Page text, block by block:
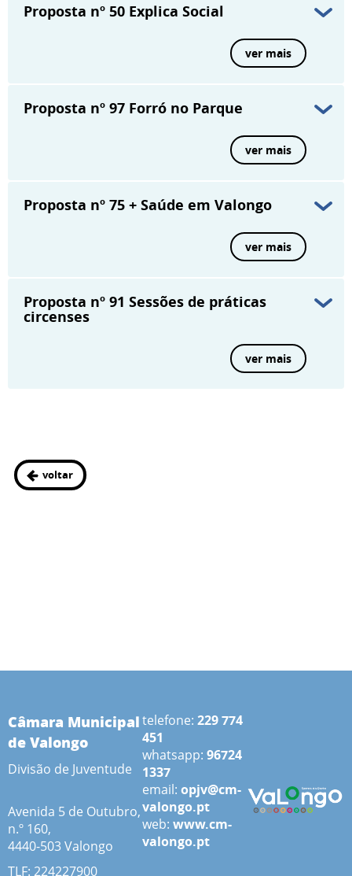
Proposta nº 50 Explica Social
ver mais
Proposta nº 97 Forró no Parque
ver mais
Proposta nº 75 + Saúde em Valongo
ver mais
Proposta nº 91 Sessões de práticas
circenses
ver mais
voltar
Câmara Municipal
de Valongo
Divisão de Juventude
Avenida 5 de Outubro,
n.º 160,
4440-503 Valongo
TLF: 224227900
telefone:229 774
451
whatsapp:96724
1337
email:opjv@cm-
valongo.pt
web:www.cm-
valongo.pt